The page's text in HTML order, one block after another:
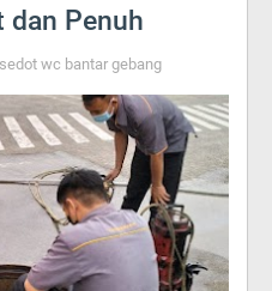
dan Penuh
wc bantar gebang